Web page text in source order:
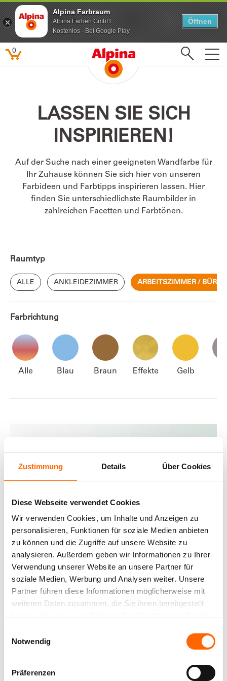
Zustimmung Details Über Cookies
Diese Webseite verwendet Cookies
Wir verwenden Cookies, um Inhalte und Anzeigen zu
personalisieren, Funktionen für soziale Medien anbieten
zu können und die Zugriffe auf unsere Website zu
analysieren. Außerdem geben wir Informationen zu Ihrer
Verwendung unserer Website an unsere Partner für
soziale Medien, Werbung und Analysen weiter. Unsere
Partner führen diese Informationen möglicherweise mit
weiteren Daten zusammen, die Sie ihnen bereitgestellt
Notwendig
Präferenzen
Beliebte Suchbegriffe
Kinderzimmer
Farbenfreunde
0
LASSEN SIE SICH
INSPIRIEREN!
Auf der Suche nach einer geeigneten Wandfarbe für
Ihr Zuhause können Sie sich hier von unseren
Farbideen und Farbtipps inspirieren lassen. Hier
finden Sie unterschiedlichste Raumbilder in
zahlreichen Facetten und Farbtönen.
Raumtyp
ALLE ANKLEIDEZIMMER ARBEITSZIMMER / BÜRO
Farbrichtung
Alle Blau Braun Effekte Gelb
Alpina Farbraum
Alpina Farben GmbH
Kostenlos - Bei Google Play
Öffnen
Alpina Farbraum
Alpina Farben GmbH
Kostenlos - Bei Google Play
Öffnen